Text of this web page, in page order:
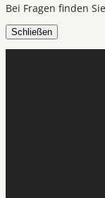
Bei Fragen finden
Schließen